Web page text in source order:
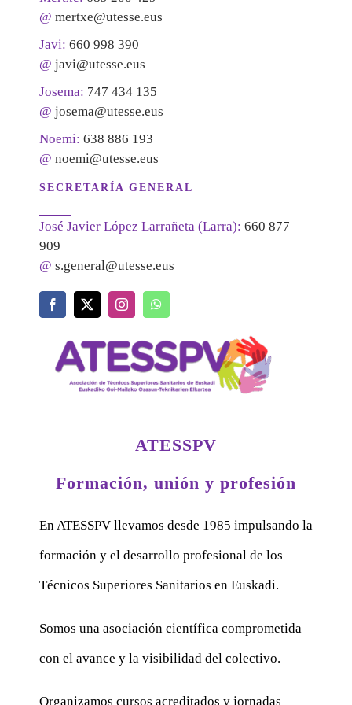
@ mertxe@utesse.eus
Javi: 660 998 390
@ javi@utesse.eus
Josema: 747 434 135
@ josema@utesse.eus
Noemi: 638 886 193
@ noemi@utesse.eus
SECRETARÍA GENERAL
José Javier López Larrañeta (Larra): 660 877
909
@ s.general@utesse.eus
ATESSPV
Formación, unión y profesión
En ATESSPV llevamos desde 1985 impulsando la
formación y el desarrollo profesional de los
Técnicos Superiores Sanitarios en Euskadi.
Somos una asociación científica comprometida
con el avance y la visibilidad del colectivo.
Organizamos cursos acreditados y jornadas